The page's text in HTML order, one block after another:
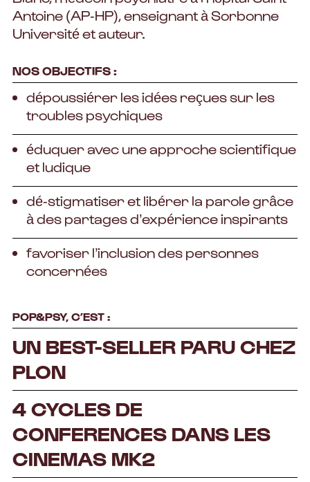
Antoine (AP-HP), enseignant à Sorbonne
Université et auteur.
NOS OBJECTIFS :
dépoussiérer les idées reçues sur les
troubles psychiques
éduquer avec une approche scientifique
et ludique
dé-stigmatiser et libérer la parole grâce
à des partages d’expérience inspirants
favoriser l’inclusion des personnes
concernées
POP&PSY, C’EST :
UN BEST-SELLER PARU CHEZ
PLON
4 CYCLES DE
CONFERENCES DANS LES
CINEMAS MK2